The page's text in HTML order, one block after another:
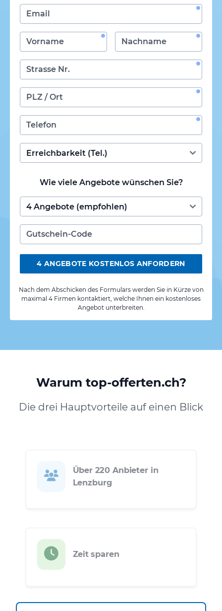
Wie viele Angebote wünschen Sie?
4 ANGEBOTE KOSTENLOS ANFORDERN
Nach dem Abschicken des Formulars werden Sie in Kürze von
maximal 4 Firmen kontaktiert, welche Ihnen ein kostenloses
Angebot unterbreiten.
Warum top-offerten.ch?
Die drei Hauptvorteile auf einen Blick
Über 220 Anbieter in
Lenzburg
Zeit sparen